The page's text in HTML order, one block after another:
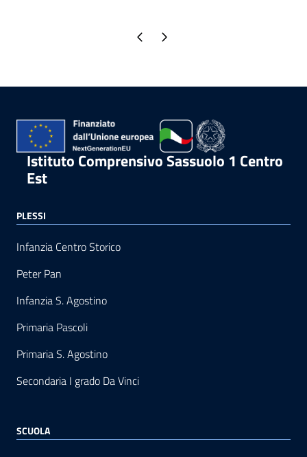
Pagina precedente
Pagina successiva
Istituto Comprensivo Sassuolo 1 Centro
Est
PLESSI
Infanzia Centro Storico
Peter Pan
Infanzia S. Agostino
Primaria Pascoli
Primaria S. Agostino
Secondaria I grado Da Vinci
SCUOLA